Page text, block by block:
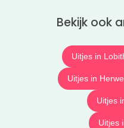
Bekijk ook
Uitjes in
Uitjes in
Uitjes
Uitjes